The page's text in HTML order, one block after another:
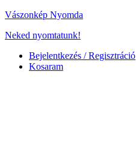
Vászonkép Nyomda
Neked nyomtatunk!
Bejelentkezés / Regisztráció
Kosaram